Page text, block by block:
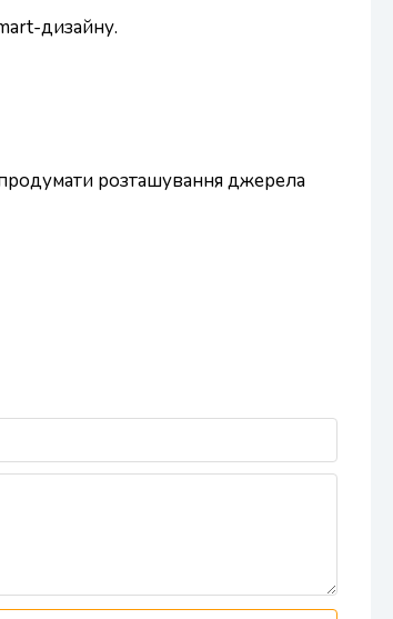
дизайну.
розташування джерела